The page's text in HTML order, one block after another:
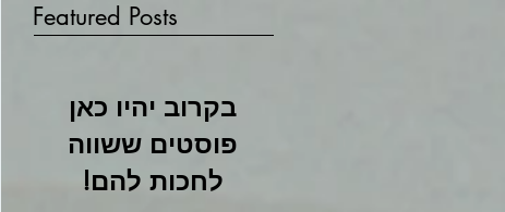
Featured Posts
בקרוב יהיו כאן
פוסטים ששווה
לחכות להם!